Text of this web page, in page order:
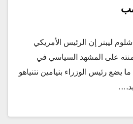
ليبنر إن الرئيس الأمريكي
على المشهد السياسي في
يضع رئيس الوزراء بنيامين نتنياهو